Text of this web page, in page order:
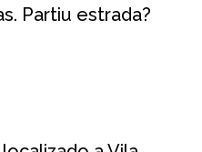
Partiu estrada?